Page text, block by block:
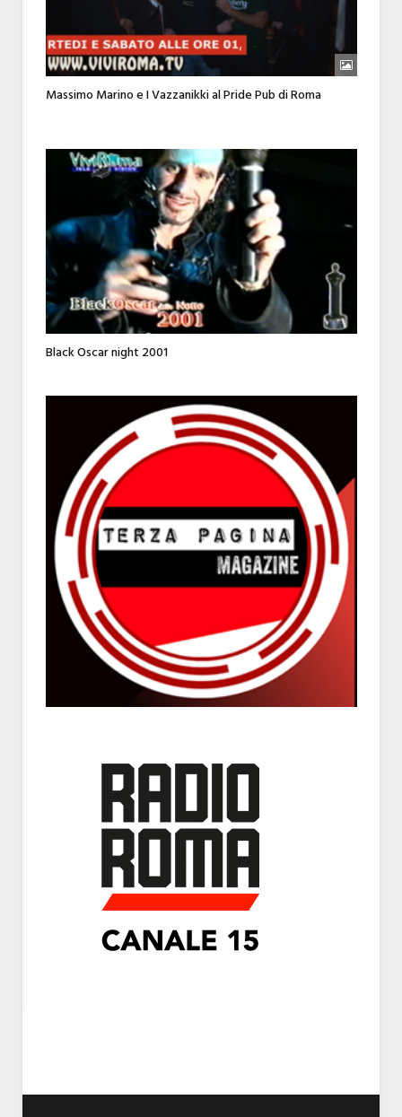
Massimo Marino e I Vazzanikki al Pride Pub di Roma
Black Oscar night 2001